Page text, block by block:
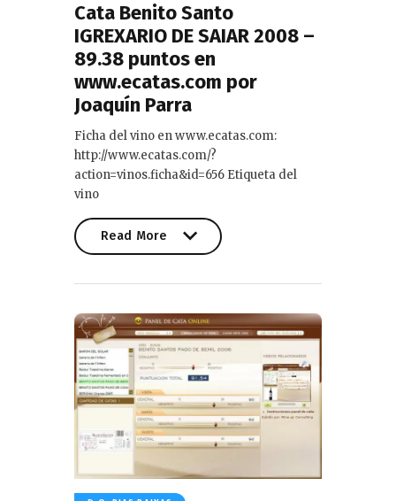
Cata Benito Santo
IGREXARIO DE SAIAR 2008 –
89.38 puntos en
www.ecatas.com por
Joaquín Parra
Ficha del vino en www.ecatas.com:
http://www.ecatas.com/?
action=vinos.ficha&id=656 Etiqueta del
vino
Read More